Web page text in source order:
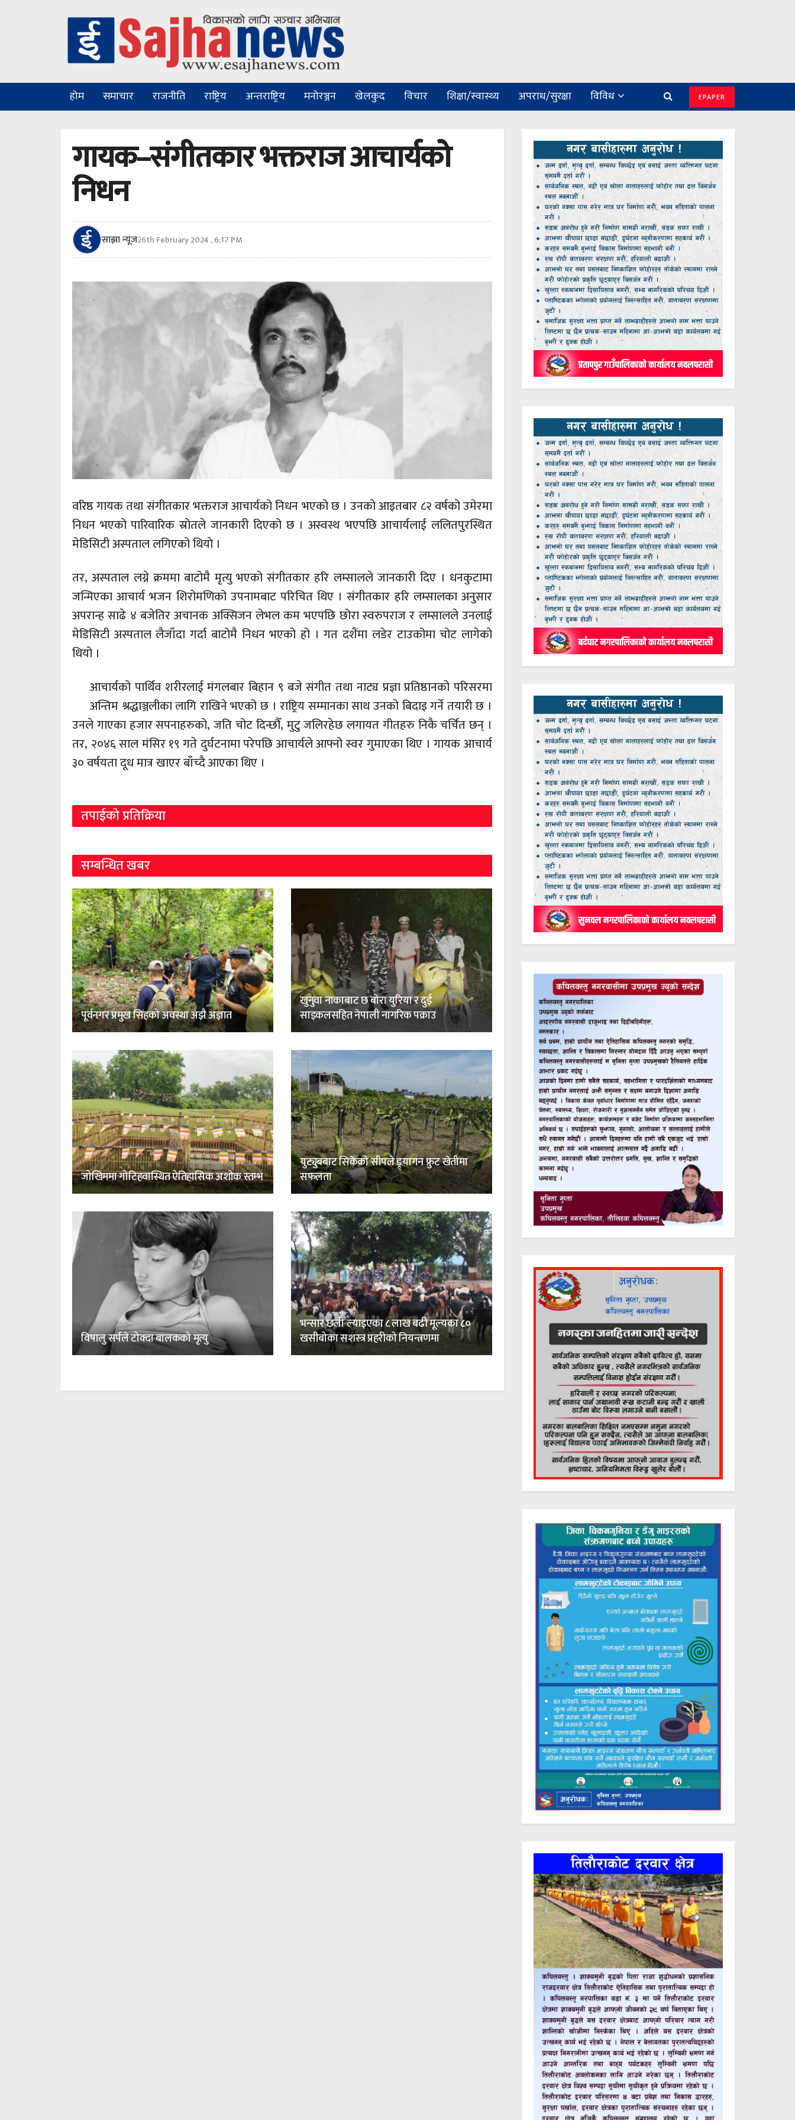
होम समाचार राजनीति राष्ट्रिय अन्तराष्ट्रिय मनोरञ्जन खेलकुद विचार शिक्षा/स्वास्थ्य अपराध/सुरक्षा विविध EPAPER
गायक–संगीतकार भक्तराज आचार्यको
निधन
साझा न्यूज26th February 2024 , 6:17 PM
वरिष्ठ गायक तथा संगीतकार भक्तराज आचार्यको निधन भएको छ । उनको आइतबार ८२ वर्षको उमेरमा
निधन भएको पारिवारिक स्रोतले जानकारी दिएको छ । अस्वस्थ भएपछि आचार्यलाई ललितपुरस्थित
मेडिसिटी अस्पताल लगिएको थियाे ।
तर, अस्पताल लग्ने क्रममा बाटोमै मृत्यु भएको संगीतकार हरि लम्सालले जानकारी दिए । धनकुटामा
जन्मिएका आचार्य भजन शिरोमणिको उपनामबाट परिचित थिए । संगीतकार हरि लम्सालका अनुसार
अपरान्ह साढे ४ बजेतिर अचानक अक्सिजन लेभल कम भएपछि छोरा स्वरुपराज र लम्सालले उनलाई
मेडिसिटी अस्पताल लैजाँदा गर्दा बाटोमै निधन भएको हो । गत दशैंमा लडेर टाउकोमा चोट लागेको
थियो ।
आचार्यको पार्थिव शरीरलाई मंगलबार बिहान ९ बजे संगीत तथा नाट्य प्रज्ञा प्रतिष्ठानको परिसरमा
अन्तिम श्रद्धाञ्जलीका लागि राखिने भएको छ । राष्ट्रिय सम्मानका साथ उनको बिदाइ गर्ने तयारी छ ।
उनले गाएका हजार सपनाहरुको, जति चोट दिन्छौँ, मुटु जलिरहेछ लगायत गीतहरु निकै चर्चित छन् ।
तर, २०४६ साल मंसिर १९ गते दुर्घटनामा परेपछि आचार्यले आफ्नो स्वर गुमाएका थिए । गायक आचार्य
३० वर्षयता दूध मात्र खाएर बाँच्दै आएका थिए ।
तपाईको प्रतिक्रिया
सम्बन्धित खबर
पूर्वनगर प्रमुख सिंहको अवस्था अझै अज्ञात
खुनुवा नाकाबाट छ बोरा युरिया र दुई
साइकलसहित नेपाली नागरिक पक्राउ
जोखिममा गोटिहवास्थित ऐतिहासिक अशोक स्तम्भ
युट्युबबाट सिकेको सीपले ड्र्यागन फ्रुट खेतीमा
सफलता
विषालु सर्पले टोक्दा बालकको मृत्यु
भन्सार छली ल्याइएका ८ लाख बढी मूल्यका ८०
खसीबोका सशस्त्र प्रहरीको नियन्त्रणमा